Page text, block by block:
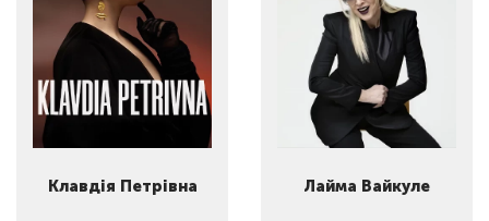
Клавдія Петрівна Лайма Вайкуле